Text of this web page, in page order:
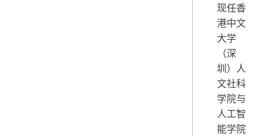
现任香
港中文
大学
（深
圳）人
文社科
学院与
人工智
能学院